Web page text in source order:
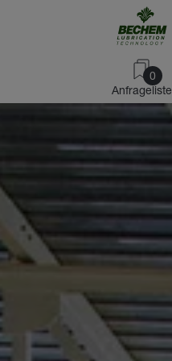
0
Anfrageliste